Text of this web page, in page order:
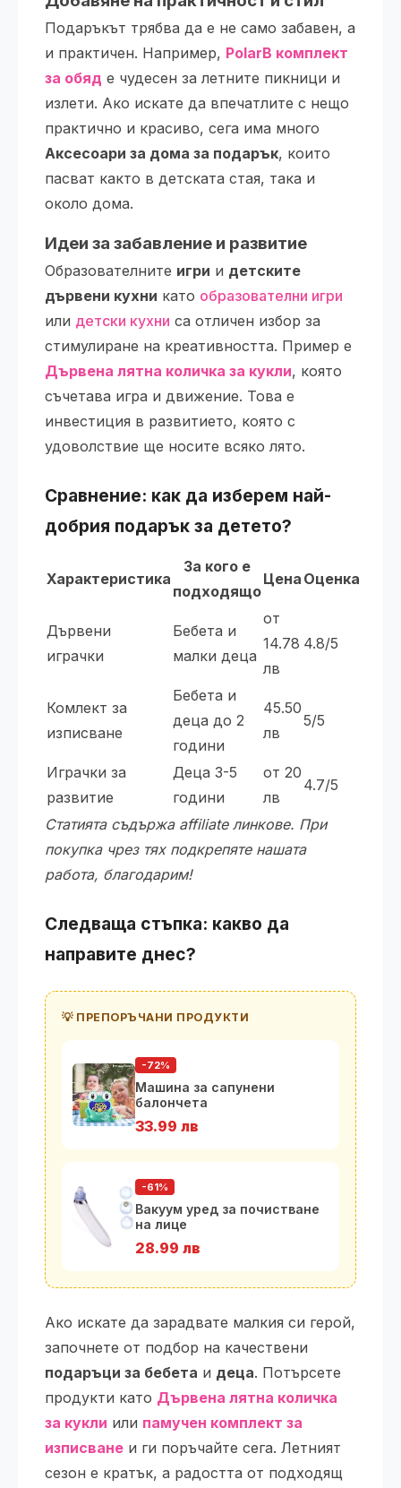
Подаръкът трябва да е не само забавен, а
и практичен. Например, PolarB комплект
за обяд е чудесен за летните пикници и
излети. Ако искате да впечатлите с нещо
практично и красиво, сега има много
Аксесоари за дома за подарък, които
пасват както в детската стая, така и
около дома.
Идеи за забавление и развитие
Образователните игри и детските
дървени кухни като образователни игри
или детски кухни са отличен избор за
стимулиране на креативността. Пример е
Дървена лятна количка за кукли, която
съчетава игра и движение. Това е
инвестиция в развитието, която с
удоволствие ще носите всяко лято.
Сравнение: как да изберем най-
добрия подарък за детето?
Характеристика
За кого е
подходящо
Цена Оценка
Дървени
играчки
Бебета и
малки деца
от
14.78
лв
4.8/5
Комлект за
изписване
Бебета и
деца до 2
години
45.50
лв
5/5
Играчки за
развитие
Деца 3-5
години
от 20
лв
4.7/5
Статията съдържа affiliate линкове. При
покупка чрез тях подкрепяте нашата
работа, благодарим!
Следваща стъпка: какво да
направите днес?
💡 ПРЕПОРЪЧАНИ ПРОДУКТИ
-72%
Машина за сапунени
балончета
33.99 лв
-61%
Вакуум уред за почистване
на лице
28.99 лв
Ако искате да зарадвате малкия си герой,
започнете от подбор на качествени
подаръци за бебета и деца. Потърсете
продукти като Дървена лятна количка
за кукли или памучен комплект за
изписване и ги поръчайте сега. Летният
сезон е кратък, а радостта от подходящ